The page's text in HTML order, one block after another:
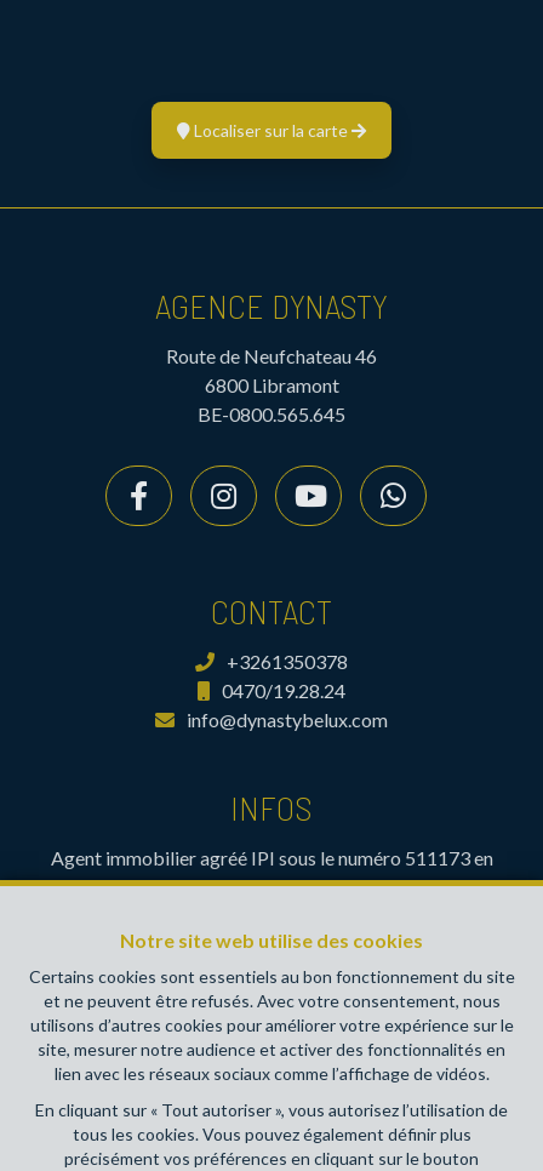
Localiser sur la carte
Notre site web utilise des cookies
Certains cookies sont essentiels au bon fonctionnement du site
et ne peuvent être refusés. Avec votre consentement, nous
utilisons d’autres cookies pour améliorer votre expérience sur le
site, mesurer notre audience et activer des fonctionnalités en
lien avec les réseaux sociaux comme l’affichage de vidéos.
En cliquant sur « Tout autoriser », vous autorisez l’utilisation de
tous les cookies. Vous pouvez également définir plus
précisément vos préférences en cliquant sur le bouton
AGENCE DYNASTY
Route de Neufchateau 46
6800 Libramont
BE-0800.565.645
CONTACT
+3261350378
0470/19.28.24
info@dynastybelux.com
INFOS
Agent immobilier agréé IPI sous le numéro 511173 en
Belgique- Instance de contrôle: Institut professionnel des
(+32 2 505 38 50 - info@ipi.be) - Soumis au
déontologique de l’ IPI
RC professionnelle et cautionnement via AXA Belgium SA,
Place du Trône 1, 1000 Bruxelles – police n° 730390160.
Couverture valable pour les activités réalisées en Belgique
Conditions générales d'utilisation du site